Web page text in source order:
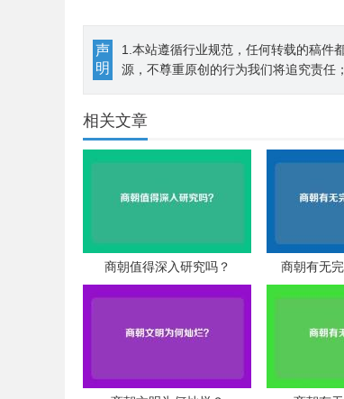
声
明
1.本站遵循行业规范，任何转载的稿件
源，不尊重原创的行为我们将追究责任
相关文章
商朝值得深入研究吗？ 商朝有无